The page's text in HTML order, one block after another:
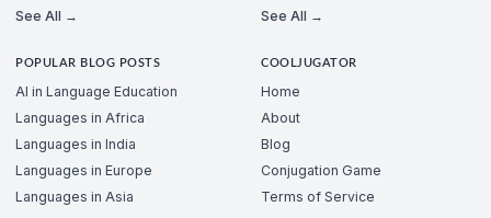
See All →
See All →
POPULAR BLOG POSTS
AI in Language Education
Languages in Africa
Languages in India
Languages in Europe
Languages in Asia
COOLJUGATOR
Home
About
Blog
Conjugation Game
Terms of Service